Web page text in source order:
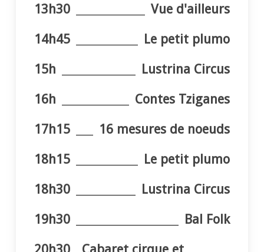
13h30 Vue d'ailleurs
14h45 Le petit plumo
15h Lustrina Circus
16h Contes Tziganes
17h15 16 mesures de noeuds
18h15 Le petit plumo
18h30 Lustrina Circus
19h30 Bal Folk